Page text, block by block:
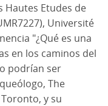
Etudes de
Université
"¿Qué es una
en los caminos del
podrían ser
The
y su